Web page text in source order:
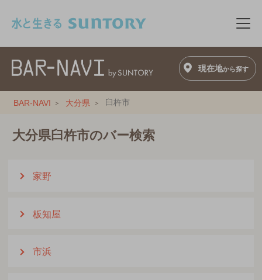
メ
現在地から探す
BAR-NAVI 大分県 臼杵市
大分県臼杵市のバー検索
家野
板知屋
市浜